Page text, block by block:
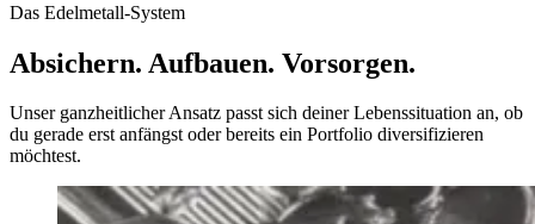
Das Edelmetall-System
Absichern. Aufbauen. Vorsorgen.
Unser ganzheitlicher Ansatz passt sich deiner Lebenssituation an, ob
du gerade erst anfängst oder bereits ein Portfolio diversifizieren
möchtest.